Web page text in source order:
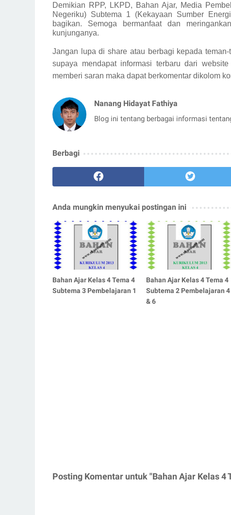
Demikian RPP, LKPD, Bahan Ajar, Media
Negeriku) Subtema 1 (Kekayaan Sumber
bagikan. Semoga bermanfaat dan
kunjunganya.
Jangan lupa di share atau berbagi kepada
supaya mendapat informasi terbaru dari
memberi saran maka dapat berkomentar dikolom
Nanang Hidayat Fathiya
Blog ini tentang berbagai informasi
Berbagi
Anda mungkin menyukai postingan ini
Bahan Ajar Kelas 4 Tema 4
Subtema 3 Pembelajaran 1
Bahan Ajar Kelas 4 Tema 4
Subtema 2 Pembelajaran 4
& 6
Posting Komentar untuk "Bahan Ajar Kelas 4